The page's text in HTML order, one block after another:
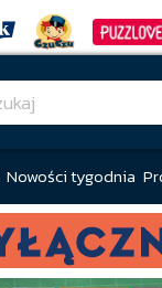
Nowości tygodnia